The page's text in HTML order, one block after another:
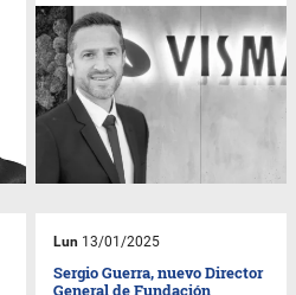
Lun 13/01/2025
Sergio Guerra, nuevo Director
General de Fundación